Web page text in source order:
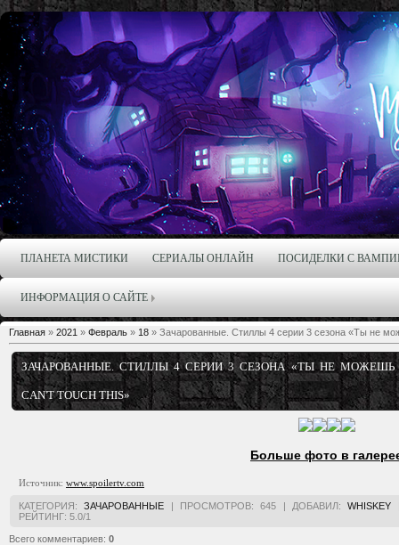
ПЛАНЕТА МИСТИКИ СЕРИАЛЫ ОНЛАЙН ПОСИДЕЛКИ С
ИНФОРМАЦИЯ О САЙТЕ
Главная » 2021 » Февраль » 18 » Зачарованные. Стиллы 4 серии 3 сезона «Ты не
ЗАЧАРОВАННЫЕ. СТИЛЛЫ 4 СЕРИИ 3 СЕЗОНА «ТЫ НЕ МОЖЕШЬ
CAN'T TOUCH THIS»
Больше фото в
Источник: www.spoilertv.com
КАТЕГОРИЯ: ЗАЧАРОВАННЫЕ | ПРОСМОТРОВ: 645 | ДОБАВИЛ: WHISKEY
РЕЙТИНГ: 5.0/1
Всего комментариев: 0